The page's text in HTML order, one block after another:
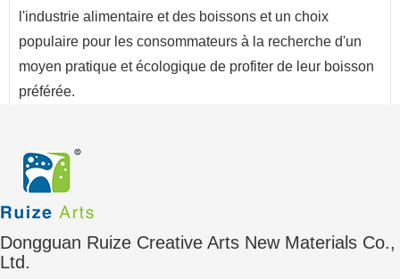
l'industrie alimentaire et des boissons et un choix
populaire pour les consommateurs à la recherche d'un
moyen pratique et écologique de profiter de leur boisson
préférée.
Dongguan Ruize Creative Arts New Materials Co.,
Ltd.